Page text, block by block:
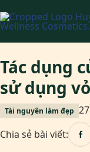
Tác dụng
sử dụng
Tài nguyên làm đẹp
Chia sẻ bài viết: